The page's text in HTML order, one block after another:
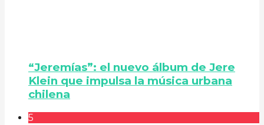
“Jeremías”: el nuevo álbum de Jere
Klein que impulsa la música urbana
chilena
5